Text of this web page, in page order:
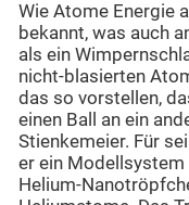
Wie Atome Energie
bekannt, was auch
als ein
nicht-blasierten
das so vorstellen,
einen Ball an ein
Stienkemeier. Für
er ein Modellsystem
Helium-